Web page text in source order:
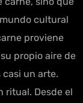
cultural
proviene
propio aire de
casi un arte.
ritual. Desde el